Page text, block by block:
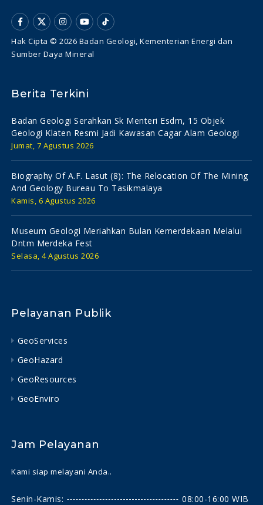
Hak Cipta © 2026 Badan Geologi, Kementerian Energi dan
Sumber Daya Mineral
Berita Terkini
Badan Geologi Serahkan Sk Menteri Esdm, 15 Objek
Geologi Klaten Resmi Jadi Kawasan Cagar Alam Geologi
Jumat, 7 Agustus 2026
Biography Of A.f. Lasut (8): The Relocation Of The Mining
And Geology Bureau To Tasikmalaya
Kamis, 6 Agustus 2026
Museum Geologi Meriahkan Bulan Kemerdekaan Melalui
Dntm Merdeka Fest
Selasa, 4 Agustus 2026
Pelayanan Publik
GeoServices
GeoHazard
GeoResources
GeoEnviro
Jam Pelayanan
Kami siap melayani Anda..
Senin-Kamis:
08:00-16:00 WIB